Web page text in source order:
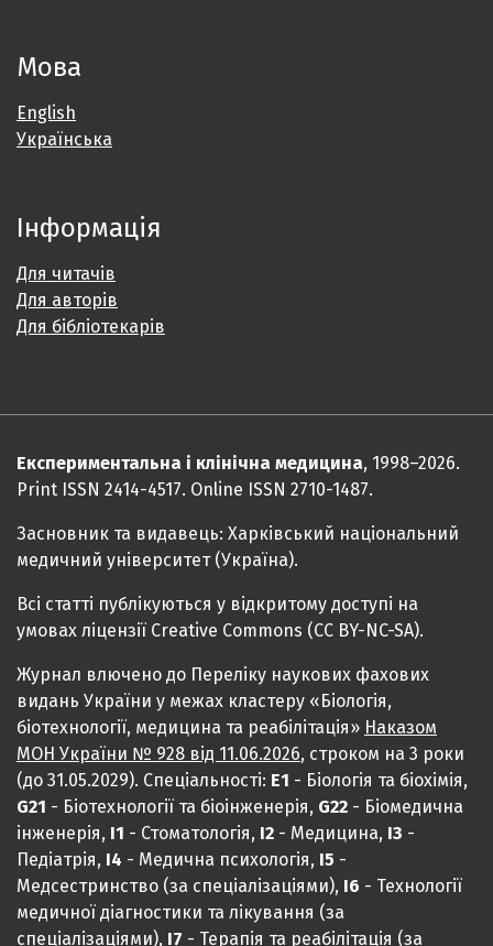
Мова
English
Українська
Інформація
Для читачів
Для авторів
Для бібліотекарів
Експериментальна і клінічна медицина, 1998–2026.
Print ISSN 2414-4517. Online ISSN 2710-1487.
Засновник та видавець: Харківський національний
медичний університет (Україна).
Всі статті публікуються у відкритому доступі на
умовах ліцензії Creative Commons (CC BY-NC-SA).
Журнал влючено до Переліку наукових фахових
видань України у межах кластеру «Біологія,
біотехнології, медицина та реабілітація» Наказом
МОН України № 928 від 11.06.2026, строком на 3 роки
(до 31.05.2029). Спеціальності: Е1 - Біологія та біохімія,
G21 - Біотехнології та біоінженерія, G22 - Біомедична
інженерія, I1 - Стоматологія, I2 - Медицина, IЗ -
Педіатрія, I4 - Медична психологія, I5 -
Медсестринство (за спеціалізаціями), I6 - Технології
медичної діагностики та лікування (за
спеціалізаціями), I7 - Терапія та реабілітація (за